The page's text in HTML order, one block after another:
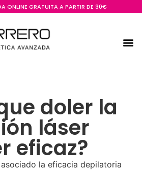
ONLINE GRATUITA A PARTIR DE 30€
doler la
láser
eficaz?
la eficacia depilatoria